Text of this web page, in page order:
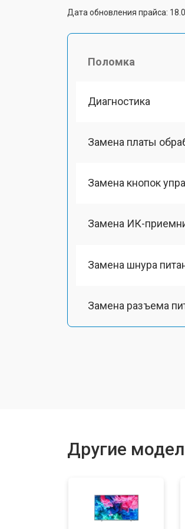
Дата обновления прайса:
Поломка
Диагностика
Замена платы
Замена кнопок
Замена ИК-
Замена шнура
Замена разъема
Замена модуля Wi-Fi
Другие